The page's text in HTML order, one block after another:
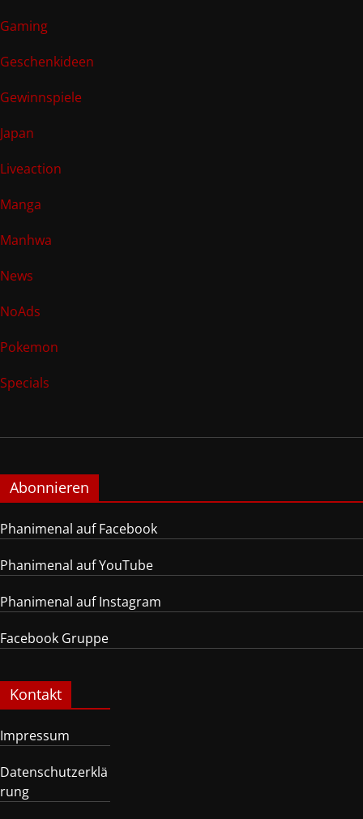
Gaming
Geschenkideen
Gewinnspiele
Japan
Liveaction
Manga
Manhwa
News
NoAds
Pokemon
Specials
Abonnieren
Phanimenal auf Facebook
Phanimenal auf YouTube
Phanimenal auf Instagram
Facebook Gruppe
Kontakt
Impressum
Datenschutzerklä
rung